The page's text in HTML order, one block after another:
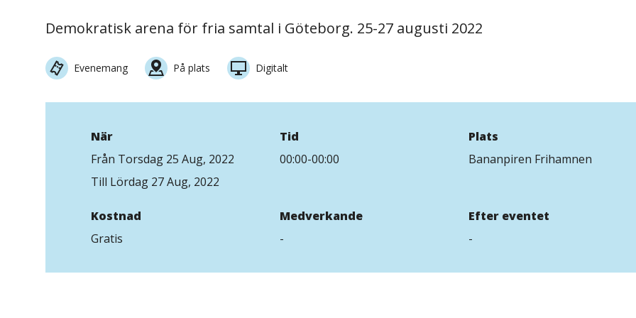
Demokratisk arena för fria samtal i Göteborg. 25-27 augusti 2022
Evenemang På plats Digitalt
När
Från Torsdag 25 Aug, 2022
Till Lördag 27 Aug, 2022
Tid
00:00-00:00
Plats
Bananpiren Frihamnen
Kostnad
Gratis
Medverkande
-
Efter eventet
-